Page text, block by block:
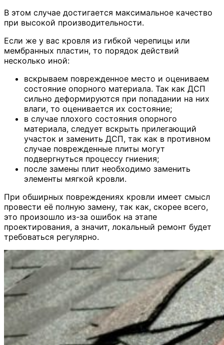
В этом случае достигается максимальное качество
при высокой производительности.
Если же у вас кровля из гибкой черепицы или
мембранных пластин, то порядок действий
несколько иной:
вскрываем поврежденное место и оцениваем
состояние опорного материала. Так как ДСП
сильно деформируются при попадании на них
влаги, то оценивается их состояние;
в случае плохого состояния опорного
материала, следует вскрыть прилегающий
участок и заменить ДСП, так как в противном
случае поврежденные плиты могут
подвергнуться процессу гниения;
после замены плит необходимо заменить
элементы мягкой кровли.
При обширных повреждениях кровли имеет смысл
провести её полную замену, так как, скорее всего,
это произошло из-за ошибок на этапе
проектирования, а значит, локальный ремонт будет
требоваться регулярно.